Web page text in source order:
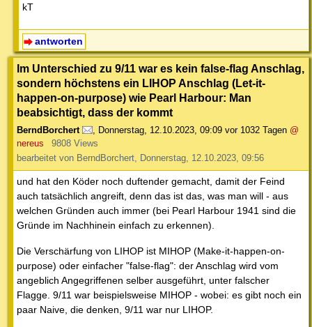
kT
antworten
Im Unterschied zu 9/11 war es kein false-flag Anschlag,
sondern höchstens ein LIHOP Anschlag (Let-it-
happen-on-purpose) wie Pearl Harbour: Man
beabsichtigt, dass der kommt
BerndBorchert , Donnerstag, 12.10.2023, 09:09 vor 1032 Tagen @
nereus
9808 Views
bearbeitet von BerndBorchert, Donnerstag, 12.10.2023, 09:56
und hat den Köder noch duftender gemacht, damit der Feind
auch tatsächlich angreift, denn das ist das, was man will - aus
welchen Gründen auch immer (bei Pearl Harbour 1941 sind die
Gründe im Nachhinein einfach zu erkennen).
Die Verschärfung von LIHOP ist MIHOP (Make-it-happen-on-
purpose) oder einfacher "false-flag": der Anschlag wird vom
angeblich Angegriffenen selber ausgeführt, unter falscher
Flagge. 9/11 war beispielsweise MIHOP - wobei: es gibt noch ein
paar Naive, die denken, 9/11 war nur LIHOP.